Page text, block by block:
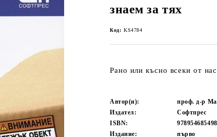
знаем за тях
Код: KS4784
Рано или късно всеки от
Автор(и):
проф. д-р
Издател:
Софтпрес
ISBN:
Издание:
първо